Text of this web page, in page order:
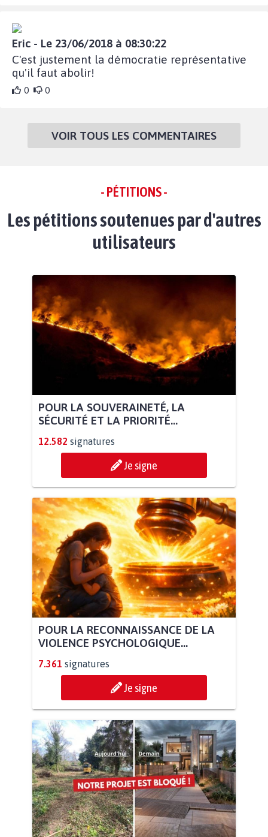
Eric - Le 23/06/2018 à 08:30:22
C'est justement la démocratie représentative
qu'il faut abolir!
0 0
VOIR TOUS LES COMMENTAIRES
- PÉTITIONS -
Les pétitions soutenues par d'autres
utilisateurs
POUR LA SOUVERAINETÉ, LA
SÉCURITÉ ET LA PRIORITÉ...
12.582 signatures
Je signe
POUR LA RECONNAISSANCE DE LA
VIOLENCE PSYCHOLOGIQUE...
7.361 signatures
Je signe